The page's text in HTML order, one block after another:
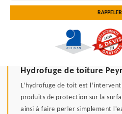
Hydrofuge de toiture
L’hydrofuge de toit est
produits de protection sur la
ainsi à faire perler simplement